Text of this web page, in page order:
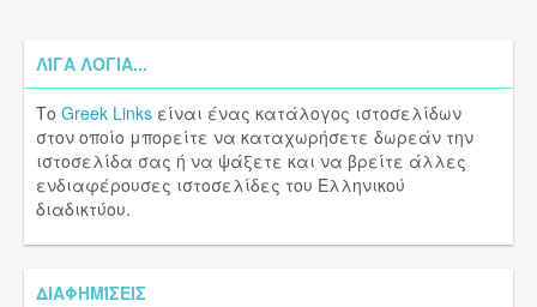
ΛΊΓΑ ΛΌΓΙΑ...
Το Greek Links είναι ένας κατάλογος ιστοσελίδων
στον οποίο μπορείτε να καταχωρήσετε δωρεάν την
ιστοσελίδα σας ή να ψάξετε και να βρείτε άλλες
ενδιαφέρουσες ιστοσελίδες του Ελληνικού
διαδικτύου.
ΔΙΑΦΗΜΊΣΕΙΣ